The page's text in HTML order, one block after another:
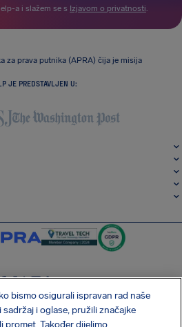
a i slažem se s Izjavom o privatnosti.
za prava putnika (APRA) čija je misija
JE PREDSTAVLJEN U:
SocialTwitter
SocialInstagram
SocialLinkedin
bismo osigurali ispravan rad naše
i oglase, pružili značajke
promet. Također dijelimo